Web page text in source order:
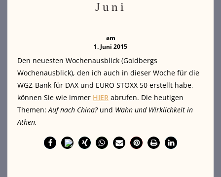
Juni
am
1. Juni 2015
Den neuesten Wochenausblick (Goldbergs
Wochenausblick), den ich auch in dieser Woche für die
WGZ-Bank für DAX und EURO STOXX 50 erstellt habe,
können Sie wie immer HIER abrufen. Die heutigen
Themen:Auf nach China? und Wahn und Wirklichkeit in
Athen.